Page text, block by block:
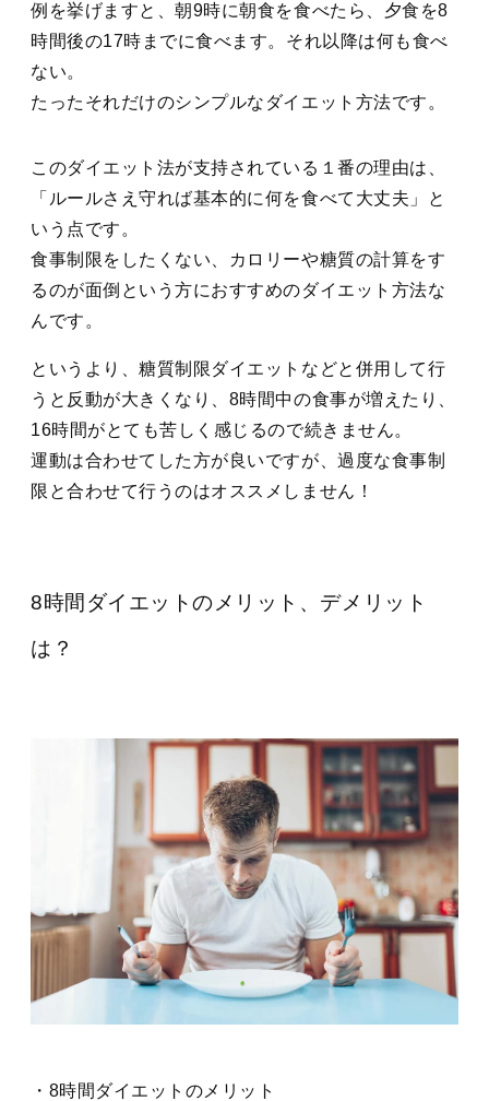
例を挙げますと、朝9時に朝食を食べたら、夕食を8
時間後の17時までに食べます。それ以降は何も食べ
ない。
たったそれだけのシンプルなダイエット方法です。
このダイエット法が支持されている１番の理由は、
「ルールさえ守れば基本的に何を食べて大丈夫」
と
いう点です。
食事制限をしたくない、カロリーや糖質の計算をす
るのが面倒という方におすすめのダイエット方法な
んです。
というより、糖質制限ダイエットなどと併用して行
うと反動が大きくなり、8時間中の食事が増えたり、
16時間がとても苦しく感じるので続きません。
運動は合わせてした方が良いですが、過度な食事制
限と合わせて行うのはオススメしません！
8時間ダイエットのメリット、デメリット
は？
・8時間ダイエットのメリット